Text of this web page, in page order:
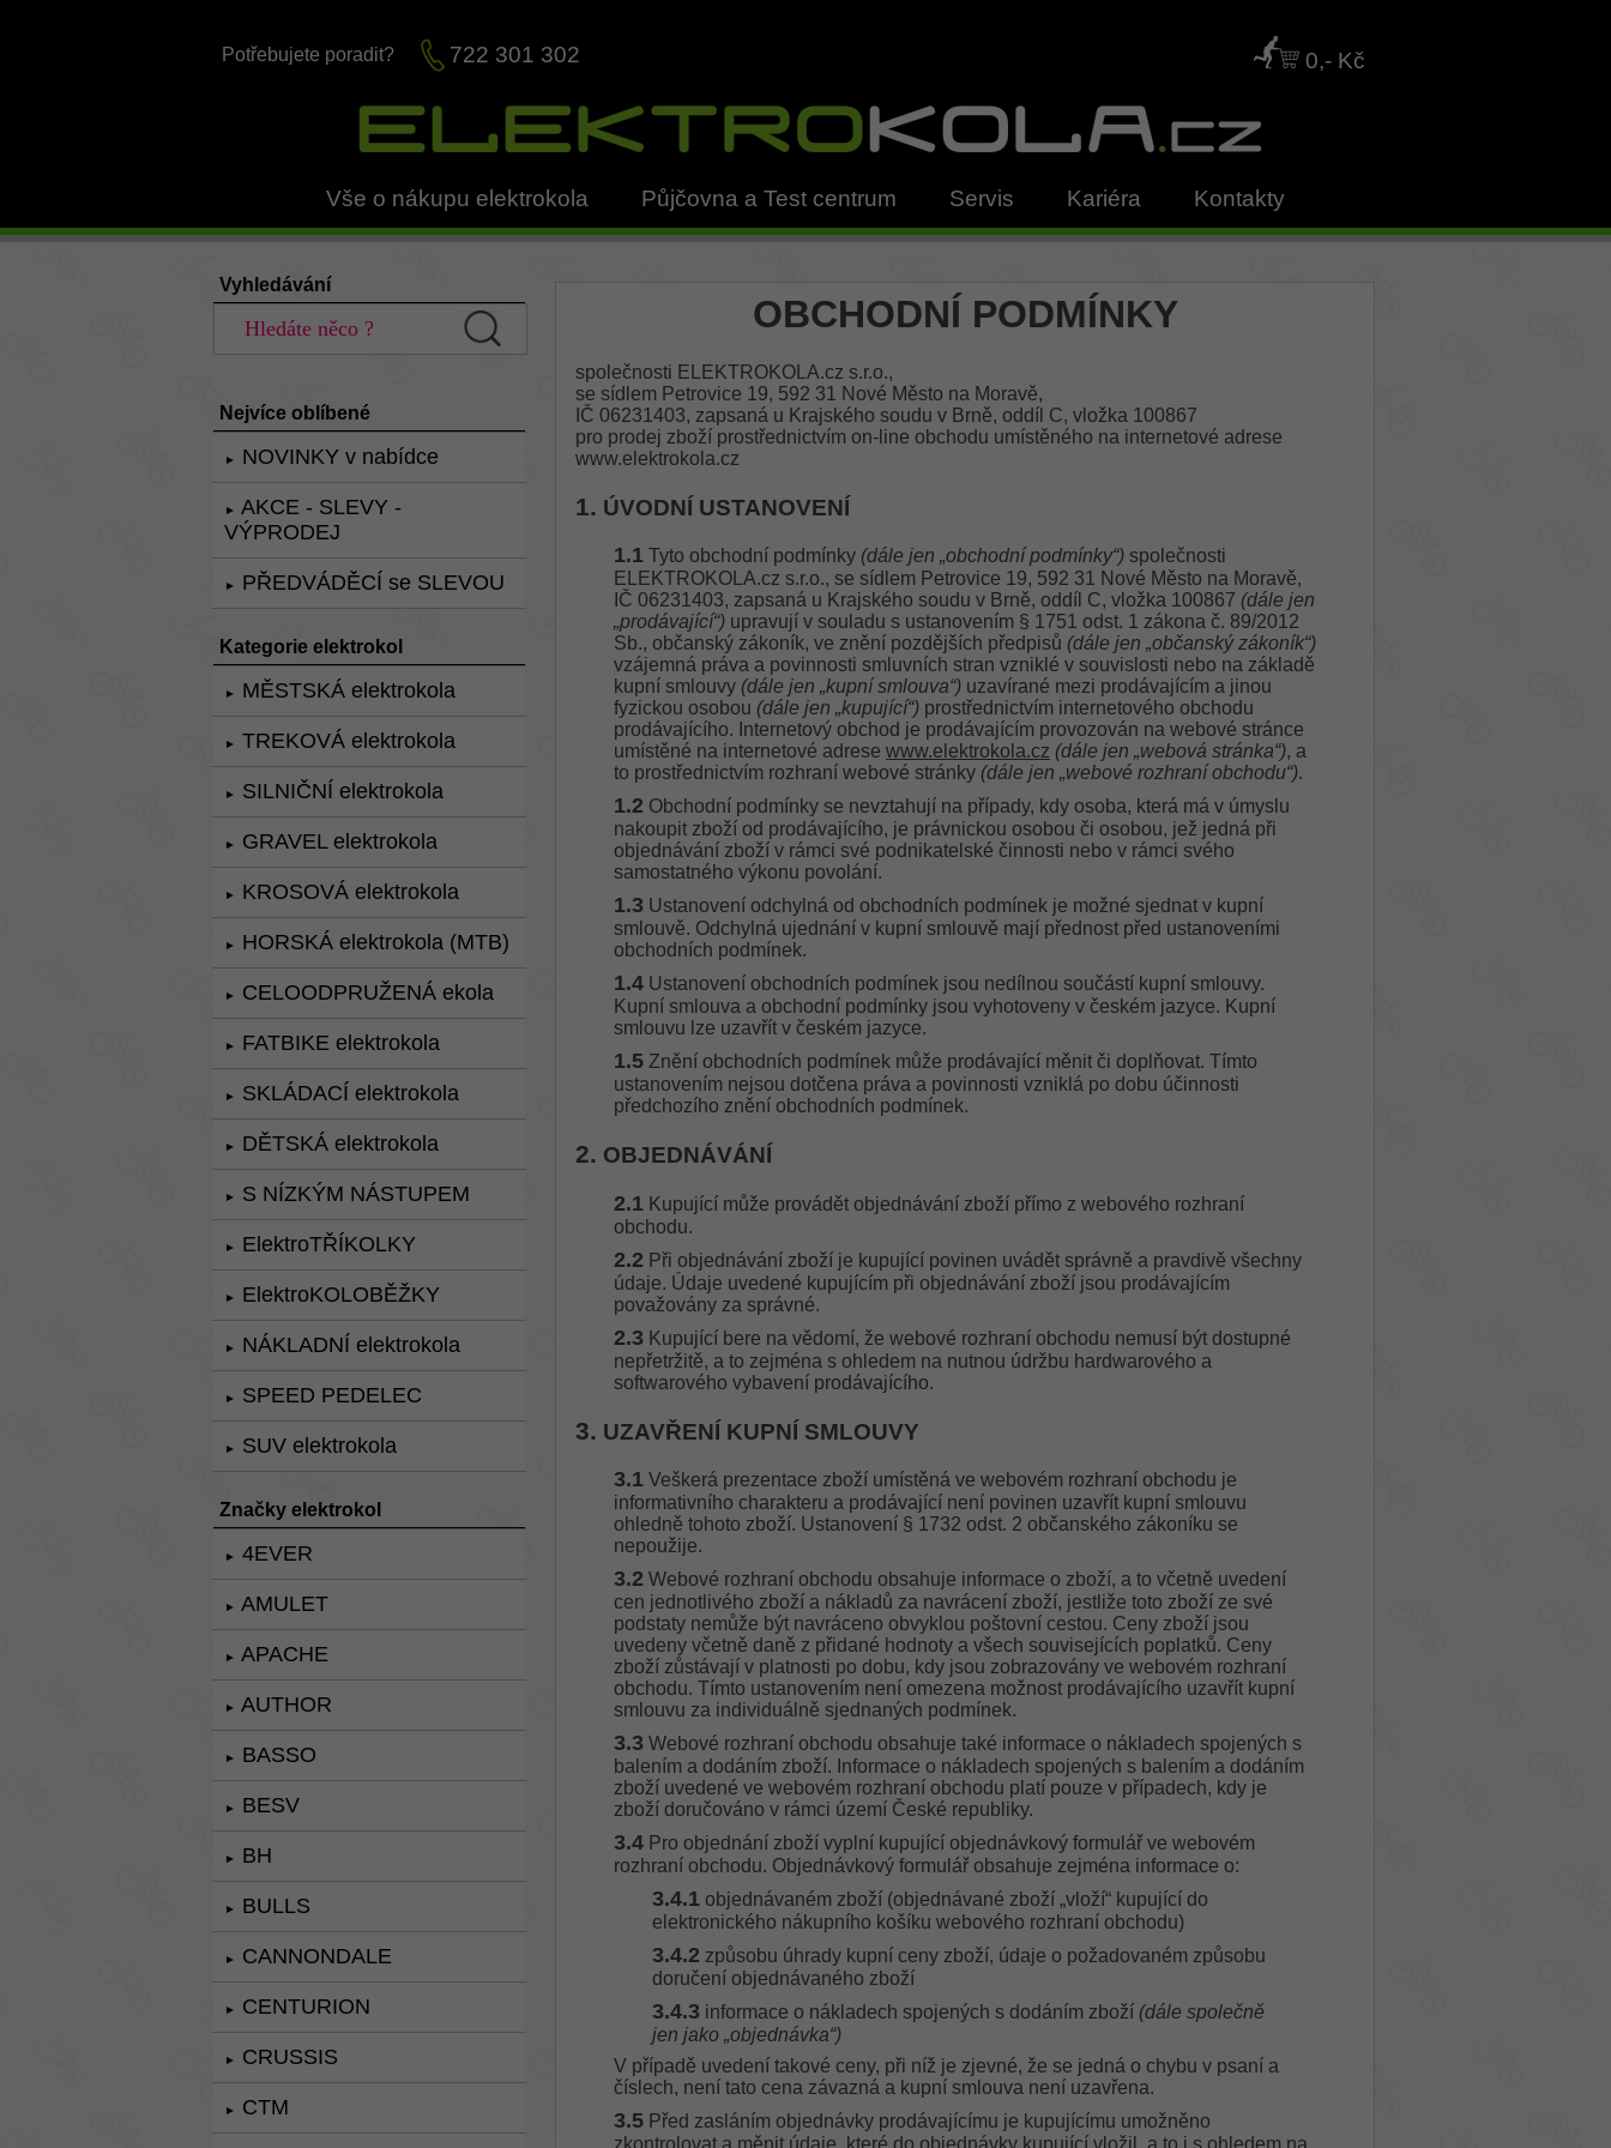
Potřebujete poradit? 722 301 302 0,- Kč
Vše o nákupu elektrokola Půjčovna a Test centrum Servis Kariéra Kontakty
Vyhledávání
Nejvíce oblíbené
► NOVINKY v nabídce
►
AKCE - SLEVY -
VÝPRODEJ
► PŘEDVÁDĚCÍ se SLEVOU
Kategorie elektrokol
► MĚSTSKÁ elektrokola
► TREKOVÁ elektrokola
► SILNIČNÍ elektrokola
► GRAVEL elektrokola
► KROSOVÁ elektrokola
► HORSKÁ elektrokola (MTB)
► CELOODPRUŽENÁ ekola
► FATBIKE elektrokola
► SKLÁDACÍ elektrokola
► DĚTSKÁ elektrokola
► S NÍZKÝM NÁSTUPEM
► ElektroTŘÍKOLKY
► ElektroKOLOBĚŽKY
► NÁKLADNÍ elektrokola
► SPEED PEDELEC
► SUV elektrokola
Značky elektrokol
► 4EVER
► AMULET
► APACHE
► AUTHOR
► BASSO
► BESV
► BH
► BULLS
► CANNONDALE
► CENTURION
► CRUSSIS
► CTM
OBCHODNÍ PODMÍNKY
společnosti ELEKTROKOLA.cz s.r.o.,
se sídlem Petrovice 19, 592 31 Nové Město na Moravě,
IČ 06231403, zapsaná u Krajského soudu v Brně, oddíl C, vložka 100867
pro prodej zboží prostřednictvím on-line obchodu umístěného na internetové adrese
www.elektrokola.cz
1. ÚVODNÍ USTANOVENÍ
1.1 Tyto obchodní podmínky (dále jen „obchodní podmínky“) společnosti
ELEKTROKOLA.cz s.r.o., se sídlem Petrovice 19, 592 31 Nové Město na Moravě,
IČ 06231403, zapsaná u Krajského soudu v Brně, oddíl C, vložka 100867 (dále jen
„prodávající“) upravují v souladu s ustanovením § 1751 odst. 1 zákona č. 89/2012
Sb., občanský zákoník, ve znění pozdějších předpisů (dále jen „občanský zákoník“)
vzájemná práva a povinnosti smluvních stran vzniklé v souvislosti nebo na základě
kupní smlouvy (dále jen „kupní smlouva“) uzavírané mezi prodávajícím a jinou
fyzickou osobou (dále jen „kupující“) prostřednictvím internetového obchodu
prodávajícího. Internetový obchod je prodávajícím provozován na webové stránce
umístěné na internetové adrese www.elektrokola.cz (dále jen „webová stránka“), a
to prostřednictvím rozhraní webové stránky (dále jen „webové rozhraní obchodu“).
1.2 Obchodní podmínky se nevztahují na případy, kdy osoba, která má v úmyslu
nakoupit zboží od prodávajícího, je právnickou osobou či osobou, jež jedná při
objednávání zboží v rámci své podnikatelské činnosti nebo v rámci svého
samostatného výkonu povolání.
1.3 Ustanovení odchylná od obchodních podmínek je možné sjednat v kupní
smlouvě. Odchylná ujednání v kupní smlouvě mají přednost před ustanoveními
obchodních podmínek.
1.4 Ustanovení obchodních podmínek jsou nedílnou součástí kupní smlouvy.
Kupní smlouva a obchodní podmínky jsou vyhotoveny v českém jazyce. Kupní
smlouvu lze uzavřít v českém jazyce.
1.5 Znění obchodních podmínek může prodávající měnit či doplňovat. Tímto
ustanovením nejsou dotčena práva a povinnosti vzniklá po dobu účinnosti
předchozího znění obchodních podmínek.
2. OBJEDNÁVÁNÍ
2.1 Kupující může provádět objednávání zboží přímo z webového rozhraní
obchodu.
2.2 Při objednávání zboží je kupující povinen uvádět správně a pravdivě všechny
údaje. Údaje uvedené kupujícím při objednávání zboží jsou prodávajícím
považovány za správné.
2.3 Kupující bere na vědomí, že webové rozhraní obchodu nemusí být dostupné
nepřetržitě, a to zejména s ohledem na nutnou údržbu hardwarového a
softwarového vybavení prodávajícího.
3. UZAVŘENÍ KUPNÍ SMLOUVY
3.1 Veškerá prezentace zboží umístěná ve webovém rozhraní obchodu je
informativního charakteru a prodávající není povinen uzavřít kupní smlouvu
ohledně tohoto zboží. Ustanovení § 1732 odst. 2 občanského zákoníku se
nepoužije.
3.2 Webové rozhraní obchodu obsahuje informace o zboží, a to včetně uvedení
cen jednotlivého zboží a nákladů za navrácení zboží, jestliže toto zboží ze své
podstaty nemůže být navráceno obvyklou poštovní cestou. Ceny zboží jsou
uvedeny včetně daně z přidané hodnoty a všech souvisejících poplatků. Ceny
zboží zůstávají v platnosti po dobu, kdy jsou zobrazovány ve webovém rozhraní
obchodu. Tímto ustanovením není omezena možnost prodávajícího uzavřít kupní
smlouvu za individuálně sjednaných podmínek.
3.3 Webové rozhraní obchodu obsahuje také informace o nákladech spojených s
balením a dodáním zboží. Informace o nákladech spojených s balením a dodáním
zboží uvedené ve webovém rozhraní obchodu platí pouze v případech, kdy je
zboží doručováno v rámci území České republiky.
3.4 Pro objednání zboží vyplní kupující objednávkový formulář ve webovém
rozhraní obchodu. Objednávkový formulář obsahuje zejména informace o:
3.4.1 objednávaném zboží (objednávané zboží „vloží“ kupující do
elektronického nákupního košíku webového rozhraní obchodu)
3.4.2 způsobu úhrady kupní ceny zboží, údaje o požadovaném způsobu
doručení objednávaného zboží
3.4.3 informace o nákladech spojených s dodáním zboží (dále společně
jen jako „objednávka“)
V případě uvedení takové ceny, při níž je zjevné, že se jedná o chybu v psaní a
číslech, není tato cena závazná a kupní smlouva není uzavřena.
3.5 Před zasláním objednávky prodávajícímu je kupujícímu umožněno